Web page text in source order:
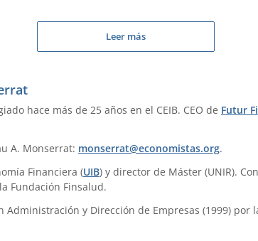
Leer más
hace más de 25 años en el CEIB. CEO de Futur
A. Monserrat: monserrat@economistas.org.
Financiera (UIB) y director de Máster (UNIR).
Fundación Finsalud.
Administración y Dirección de Empresas (1999) por